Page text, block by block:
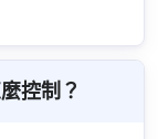
控制？